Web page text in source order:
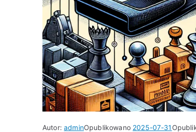
Autor:adminOpublikowano 2025-07-31